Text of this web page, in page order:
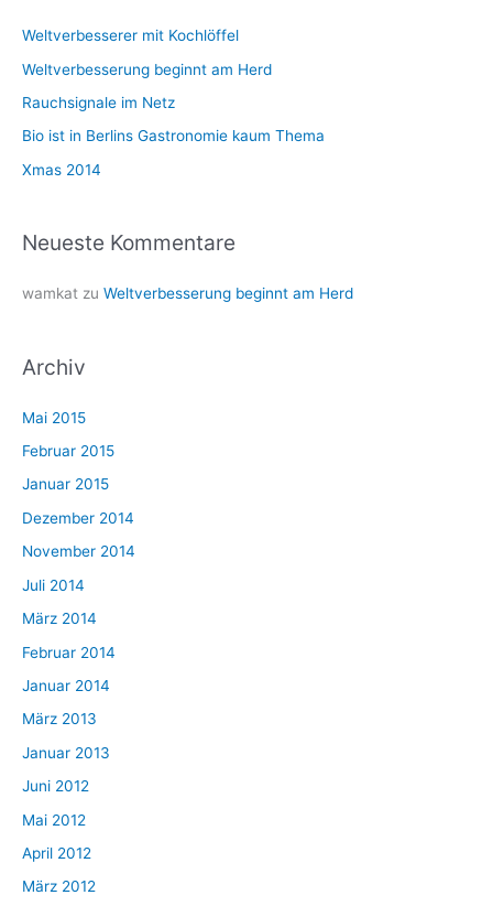
n
n
a
Weltverbesserer mit Kochlöffel
Weltverbesserung beginnt am Herd
Rauchsignale im Netz
Bio ist in Berlins Gastronomie kaum Thema
Xmas 2014
Neueste Kommentare
wamkat zu Weltverbesserung beginnt am Herd
Archiv
Mai 2015
Februar 2015
Januar 2015
Dezember 2014
November 2014
Juli 2014
März 2014
Februar 2014
Januar 2014
März 2013
Januar 2013
Juni 2012
Mai 2012
April 2012
März 2012